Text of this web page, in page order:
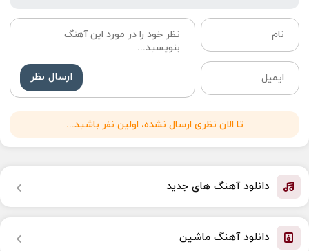
ارسال نظر
تا الان نظری ارسال نشده، اولین نفر باشید...
دانلود آهنگ های جدید
دانلود آهنگ ماشین